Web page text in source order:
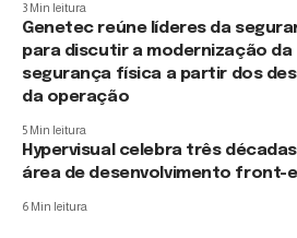
3 Min leitura
Genetec reúne líderes da
para discutir a modernização da
segurança física a partir dos
da operação
5 Min leitura
Hypervisual celebra três
área de desenvolvimento front-
6 Min leitura